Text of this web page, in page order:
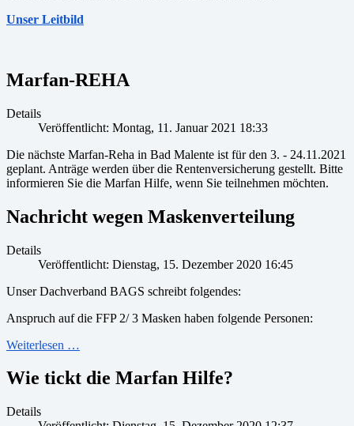
Unser Leitbild
Marfan-REHA
Details
Veröffentlicht: Montag, 11. Januar 2021 18:33
Die nächste Marfan-Reha in Bad Malente ist für den 3. - 24.11.2021
geplant. Anträge werden über die Rentenversicherung gestellt. Bitte
informieren Sie die Marfan Hilfe, wenn Sie teilnehmen möchten.
Nachricht wegen Maskenverteilung
Details
Veröffentlicht: Dienstag, 15. Dezember 2020 16:45
Unser Dachverband BAGS schreibt folgendes:
Anspruch auf die FFP 2/ 3 Masken haben folgende Personen:
Weiterlesen …
Wie tickt die Marfan Hilfe?
Details